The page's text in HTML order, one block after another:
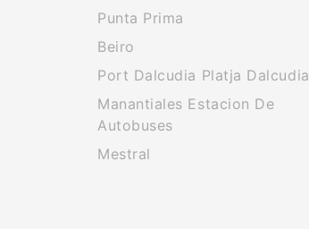
Punta Prima
Beiro
Port Dalcudia Platja Dalcudia
Manantiales Estacion De
Autobuses
Mestral